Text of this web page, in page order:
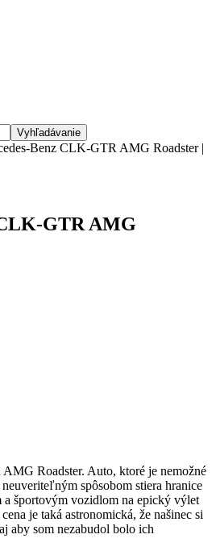
Benz CLK-GTR AMG Roadster |
GTR AMG
Roadster. Auto, ktoré je nemožné
spôsobom stiera hranice
a športovým vozidlom na epický výlet
je taká astronomická, že našinec si
aby som nezabudol bolo ich